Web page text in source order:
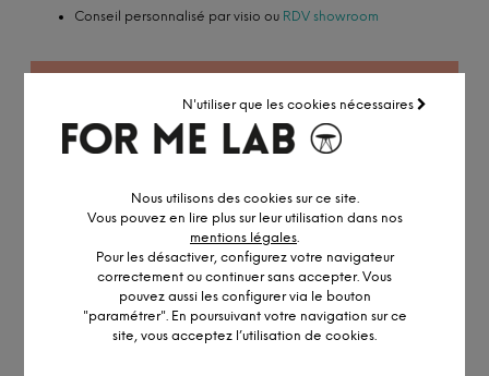
N'utiliser que les cookies nécessaires
Nous utilisons des cookies sur ce site.
Vous pouvez en lire plus sur leur utilisation dans nos
mentions légales
Pour les désactiver, configurez votre navigateur
correctement ou continuer sans accepter. Vous
pouvez aussi les configurer via le bouton
"paramétrer". En poursuivant votre navigation sur ce
site, vous acceptez l’utilisation de cookies.
Conseil personnalisé par visio ou RDV showroom